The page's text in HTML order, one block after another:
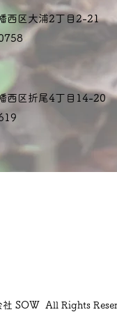
西区折尾4丁目14-20
西区大浦2丁目2-21
社 SOW All Rights